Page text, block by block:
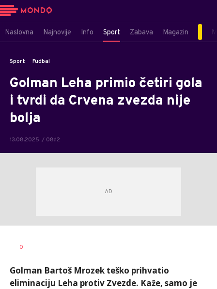
Naslovna Najnovije Info Sport Zabava Magazin
Sport Fudbal
Golman Leha primio četiri gola
i tvrdi da Crvena zvezda nije
bolja
13.08.2025. / 08:12
AUTOR
0
Golman Bartoš Mrozek teško prihvatio
eliminaciju Leha protiv Zvezde. Kaže, samo je